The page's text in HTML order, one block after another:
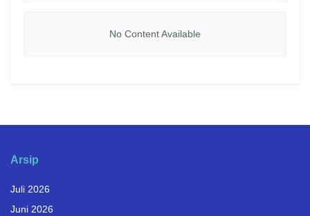
No Content Available
Arsip
Juli 2026
Juni 2026